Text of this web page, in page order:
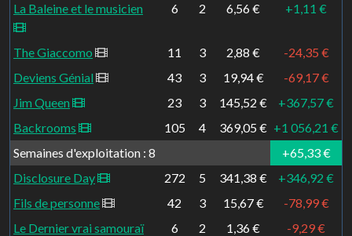
La Baleine et le musicien
6 2 6,56 € +1,11 €
The Giaccomo 11 3 2,88 €
-24,35 €
Deviens Génial
43 3 19,94 €
-69,17 €
Jim Queen
23 3 145,52 €
+367,57 €
Backrooms
105 4 369,05 € +1 056,21 €
Semaines d'exploitation : 8
+65,33 €
Disclosure Day
272 5 341,38 €
+346,92 €
Fils de personne
42 3 15,67 €
-78,99 €
Le Dernier vrai samouraï
6 2 1,36 € -9,29 €